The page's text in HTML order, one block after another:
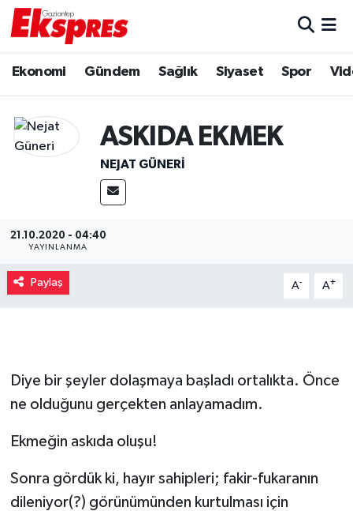
Ekonomi Gündem Sağlık Siyaset Spor
ASKIDA EKMEK
NEJAT GÜNERI
21.10.2020 - 04:40
YAYINLANMA
Paylaş A- A+
Diye bir şeyler dolaşmaya başladı ortalıkta. Önce
ne olduğunu gerçekten anlayamadım.
Ekmeğin askıda oluşu!
Sonra gördük ki, hayır sahipleri; fakir-fukaranın
dileniyor(?) görünümünden kurtulması için
Ekonomi
Gaziantep son dakika
Müzik
Sağlık
Trafik Durumu
Puan Durumu ve Fikstür
Tüm Manşetler